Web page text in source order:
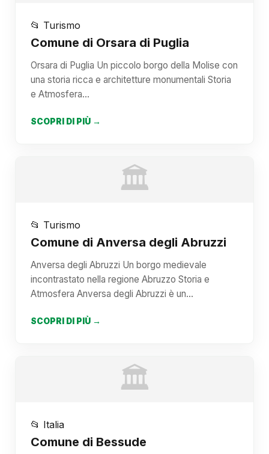
📂 Turismo
Comune di Orsara di Puglia
Orsara di Puglia Un piccolo borgo della Molise con
una storia ricca e architetture monumentali Storia
e Atmosfera…
SCOPRI DI PIÙ →
🏛️
📂 Turismo
Comune di Anversa degli Abruzzi
Anversa degli Abruzzi Un borgo medievale
incontrastato nella regione Abruzzo Storia e
Atmosfera Anversa degli Abruzzi è un…
SCOPRI DI PIÙ →
🏛️
📂 Italia
Comune di Bessude